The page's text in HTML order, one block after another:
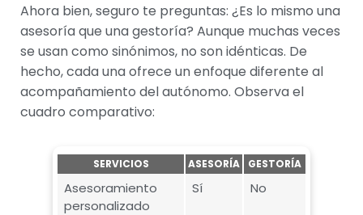
Ahora bien, seguro te preguntas: ¿Es lo mismo una
asesoría que una gestoría? Aunque muchas veces
se usan como sinónimos, no son idénticas. De
hecho, cada una ofrece un enfoque diferente al
acompañamiento del autónomo. Observa el
cuadro comparativo:
SERVICIOS ASESORÍA GESTORÍA
Asesoramiento
personalizado
Sí No